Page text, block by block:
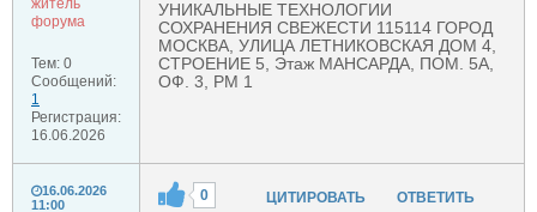
житель
форума
Тем: 0
Сообщений:
1
Регистрация:
16.06.2026
УНИКАЛЬНЫЕ ТЕХНОЛОГИИ
СОХРАНЕНИЯ СВЕЖЕСТИ 115114 ГОРОД
МОСКВА, УЛИЦА ЛЕТНИКОВСКАЯ ДОМ 4,
СТРОЕНИЕ 5, Этаж МАНСАРДА, ПОМ. 5А,
ОФ. 3, РМ 1
16.06.2026
11:00
0 ЦИТИРОВАТЬ ОТВЕТИТЬ